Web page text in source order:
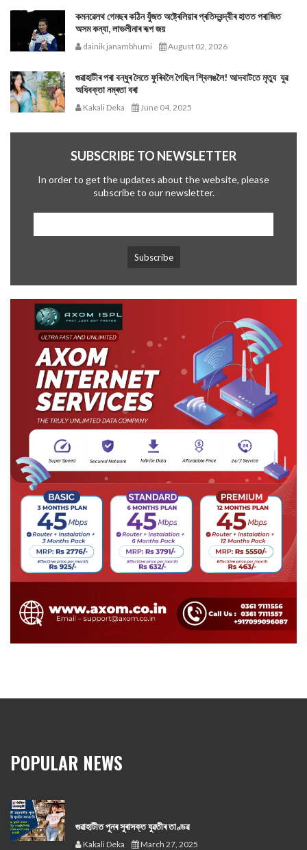
কমনৱেলথ গেমছৰ কঠিন যুঁজত অষ্ট্ৰেলিয়াৰ প্ৰতিদ্বন্দ্বীৰ হাতত পৰাজিত
অসম কন্যা, লাভলীনাৰ ৰূপ জয়
dainik janambhumi August 02, 2026
গুৱাহাটীৰ পৰা বন্ধুৰ সৈতে ফুৰিবলৈ গৈছিল শ্বিলঙলৈ! আদবাটতে মৃত্যু যুৱ
অধিবক্তা নম্ৰতা বৰা
Kakali Deka June 04, 2025
SUBSCRIBE TO NEWSLETTER
In order to get the updates about the website, please
subscribe to our newsletter.
POPULAR NEWS
গুৱাহাটীত পুনৰ সুৰাসক্ত যুৱতীৰ তাণ্ডৱ
Kakali Deka March 27, 2025